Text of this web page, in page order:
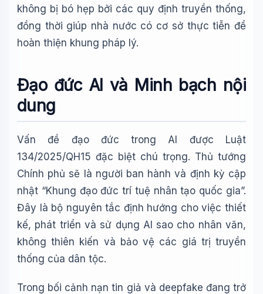
không bị bó hẹp bởi các quy định truyền thống,
đồng thời giúp nhà nước có cơ sở thực tiễn để
hoàn thiện khung pháp lý.
Đạo đức AI và Minh bạch nội
dung
Vấn đề đạo đức trong AI được Luật
134/2025/QH15 đặc biệt chú trọng. Thủ tướng
Chính phủ sẽ là người ban hành và định kỳ cập
nhật “Khung đạo đức trí tuệ nhân tạo quốc gia”.
Đây là bộ nguyên tắc định hướng cho việc thiết
kế, phát triển và sử dụng AI sao cho nhân văn,
không thiên kiến và bảo vệ các giá trị truyền
thống của dân tộc.
Trong bối cảnh nạn tin giả và deepfake đang trở